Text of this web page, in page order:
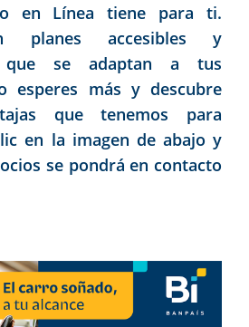
en Línea tiene para ti.
planes accesibles y
que se adaptan a tus
esperes más y descubre
que tenemos para
en la imagen de abajo y
se pondrá en contacto